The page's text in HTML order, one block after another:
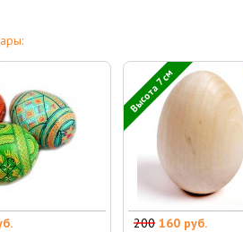
Высота 7 см
200 160 руб.